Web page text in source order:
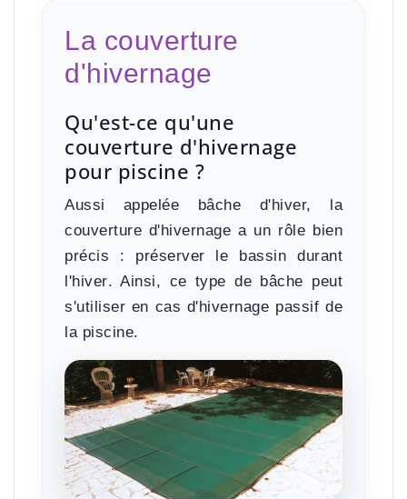
La couverture
d'hivernage
Qu'est-ce qu'une
couverture d'hivernage
pour piscine ?
Aussi appelée bâche d'hiver, la
couverture d'hivernage a un rôle bien
précis : préserver le bassin durant
l'hiver. Ainsi, ce type de bâche peut
s'utiliser en cas d'hivernage passif de
la piscine.